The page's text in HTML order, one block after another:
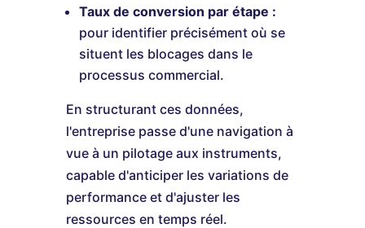
Taux de conversion par étape :
pour identifier précisément où se
situent les blocages dans le
processus commercial.
En structurant ces données,
l'entreprise passe d'une navigation à
vue à un pilotage aux instruments,
capable d'anticiper les variations de
performance et d'ajuster les
ressources en temps réel.